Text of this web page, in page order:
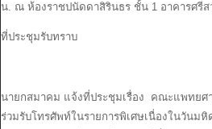
น. ณ ห้องราชปนัดดาสิรินธร ชั้น 1 อาคารศรี
ที่ประชุมรับทราบ
นายกสมาคม แจ้งที่ประชุมเรื่อง คณะแพทยศ
ร่วมรับโทรศัพท์ในรายการพิเศษเนื่องในวันม